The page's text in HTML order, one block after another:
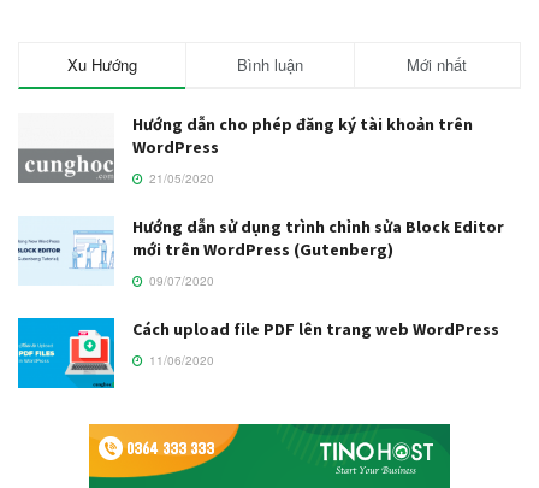
Xu Hướng Bình luận Mới nhất
Hướng dẫn cho phép đăng ký tài khoản trên
WordPress
21/05/2020
Hướng dẫn sử dụng trình chỉnh sửa Block Editor
mới trên WordPress (Gutenberg)
09/07/2020
Cách upload file PDF lên trang web WordPress
11/06/2020